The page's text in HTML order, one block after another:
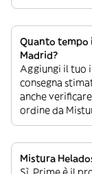
Quanto tempo
Madrid?
Aggiungi il tuo
consegna
anche
ordine da
Mistura